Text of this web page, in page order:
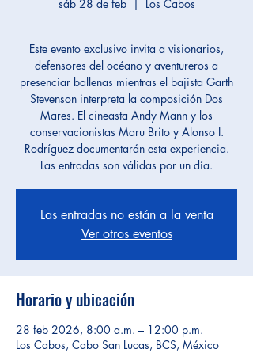
sáb 28 de feb
  |
Los Cabos
Este evento exclusivo invita a visionarios,
defensores del océano y aventureros a
presenciar ballenas mientras el bajista Garth
Stevenson interpreta la composición Dos
Mares. El cineasta Andy Mann y los
conservacionistas Maru Brito y Alonso I.
Rodríguez documentarán esta experiencia.
Las entradas son válidas por un día.
Las entradas no están a la venta
Ver otros eventos
Horario y ubicación
28 feb 2026, 8:00 a.m. – 12:00 p.m.
Los Cabos, Cabo San Lucas, BCS, México